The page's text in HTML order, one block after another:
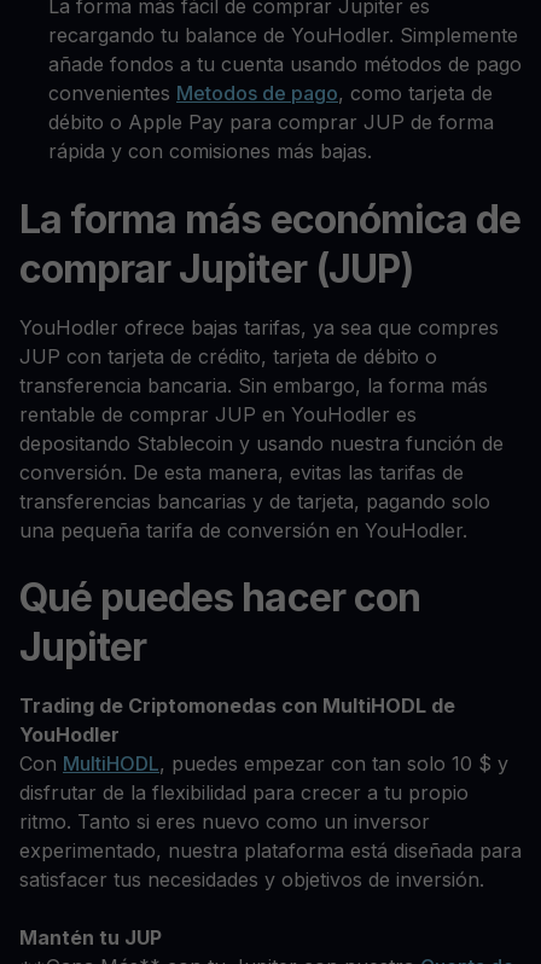
La forma más fácil de comprar Jupiter es
recargando tu balance de YouHodler. Simplemente
añade fondos a tu cuenta usando métodos de pago
convenientes Metodos de pago, como tarjeta de
débito o Apple Pay para comprar JUP de forma
rápida y con comisiones más bajas.
La forma más económica de
comprar Jupiter (JUP)
YouHodler ofrece bajas tarifas, ya sea que compres
JUP con tarjeta de crédito, tarjeta de débito o
transferencia bancaria. Sin embargo, la forma más
rentable de comprar JUP en YouHodler es
depositando Stablecoin y usando nuestra función de
conversión. De esta manera, evitas las tarifas de
transferencias bancarias y de tarjeta, pagando solo
una pequeña tarifa de conversión en YouHodler.
Qué puedes hacer con
Jupiter
Trading de Criptomonedas con MultiHODL de
YouHodler
Con MultiHODL, puedes empezar con tan solo 10 $ y
disfrutar de la flexibilidad para crecer a tu propio
ritmo. Tanto si eres nuevo como un inversor
experimentado, nuestra plataforma está diseñada para
satisfacer tus necesidades y objetivos de inversión.
Mantén tu JUP